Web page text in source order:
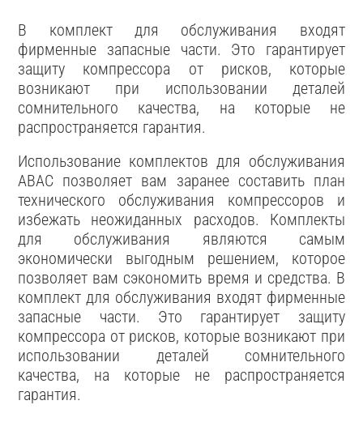
В комплект для обслуживания входят
фирменные запасные части. Это гарантирует
защиту компрессора от рисков, которые
возникают при использовании деталей
сомнительного качества, на которые не
распространяется гарантия.
Использование комплектов для обслуживания
ABAC позволяет вам заранее составить план
технического обслуживания компрессоров и
избежать неожиданных расходов. Комплекты
для обслуживания являются самым
экономически выгодным решением, которое
позволяет вам сэкономить время и средства. В
комплект для обслуживания входят фирменные
запасные части. Это гарантирует защиту
компрессора от рисков, которые возникают при
использовании деталей сомнительного
качества, на которые не распространяется
гарантия.